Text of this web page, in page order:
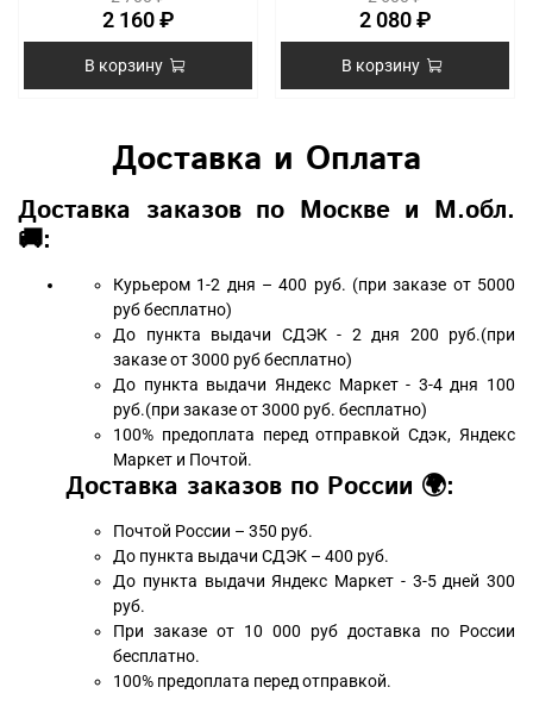
2 160 ₽
В корзину
2 080 ₽
В корзину
Доставка и Оплата
Доставка заказов по Москве и М.обл.
🚚:
Курьером 1-2 дня – 400 руб. (при заказе от 5000
руб бесплатно)
До пункта выдачи СДЭК - 2 дня 200 руб.(при
заказе от 3000 руб бесплатно)
До пункта выдачи Яндекс Маркет - 3-4 дня 100
руб.(при заказе от 3000 руб. бесплатно)
100% предоплата перед отправкой Сдэк, Яндекс
Маркет и Почтой.
Доставка заказов по России 🌍:
Почтой России – 350 руб.
До пункта выдачи СДЭК – 400 руб.
До пункта выдачи Яндекс Маркет - 3-5 дней 300
руб.
При заказе от 10 000 руб доставка по России
бесплатно.
100% предоплата перед отправкой.